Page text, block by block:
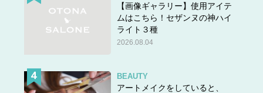
【画像ギャラリー】使用アイテ
ムはこちら！セザンヌの神ハイ
ライト３種
2026.08.04
BEAUTY
アートメイクをしていると、